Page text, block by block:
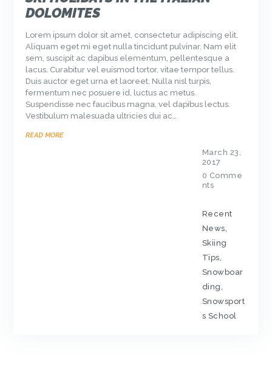
DOLOMITES
Lorem ipsum dolor sit amet, consectetur adipiscing elit.
Aliquam eget mi eget nulla tincidunt pulvinar. Nam elit
sem, suscipit ac dapibus elementum, pellentesque a
lacus. Curabitur vel euismod tortor, vitae tempor tellus.
Duis auctor eget urna et laoreet. Nulla nisl turpis,
fermentum nec posuere id, luctus ac metus.
Suspendisse nec faucibus magna, vel dapibus lectus.
Vestibulum malesuada ultricies dui ac…
READ MORE
March 23,
2017
0 Comme
nts
Recent
News,
Skiing
Tips,
Snowboar
ding,
Snowsport
s School